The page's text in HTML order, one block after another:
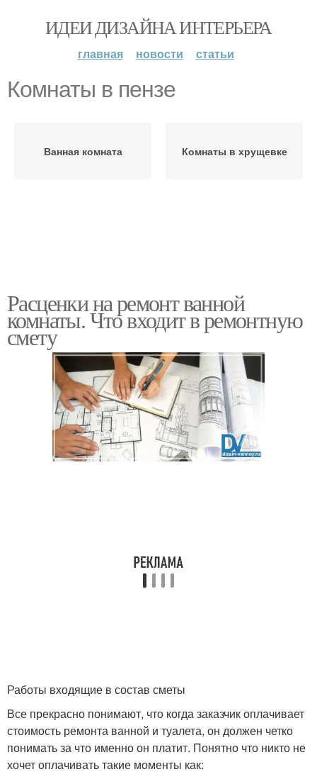
ИДЕИ ДИЗАЙНА ИНТЕРЬЕРА
главная новости статьи
Комнаты в пензе
Ванная комната Комнаты в хрущевке
Расценки на ремонт ванной
комнаты. Что входит в ремонтную
смету
Работы входящие в состав сметы
Все прекрасно понимают, что когда заказчик оплачивает
стоимость ремонта ванной и туалета, он должен четко
понимать за что именно он платит. Понятно что никто не
хочет оплачивать такие моменты как: